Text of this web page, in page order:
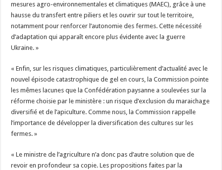
mesures agro-environnementales et climatiques (MAEC), grâce à une
hausse du transfert entre piliers et les ouvrir sur tout le territoire,
notamment pour renforcer l’autonomie des fermes. Cette nécessité
d’adaptation qui apparaît encore plus évidente avec la guerre
Ukraine. »
« Enfin, sur les risques climatiques, particulièrement d’actualité avec le
nouvel épisode catastrophique de gel en cours, la Commission pointe
les mêmes lacunes que la Confédération paysanne a soulevées sur la
réforme choisie par le ministère : un risque d’exclusion du maraichage
diversifié et de l’apiculture. Comme nous, la Commission rappelle
l’importance de développer la diversification des cultures sur les
fermes. »
« Le ministre de l’agriculture n’a donc pas d’autre solution que de
revoir en profondeur sa copie. Les propositions faites par la